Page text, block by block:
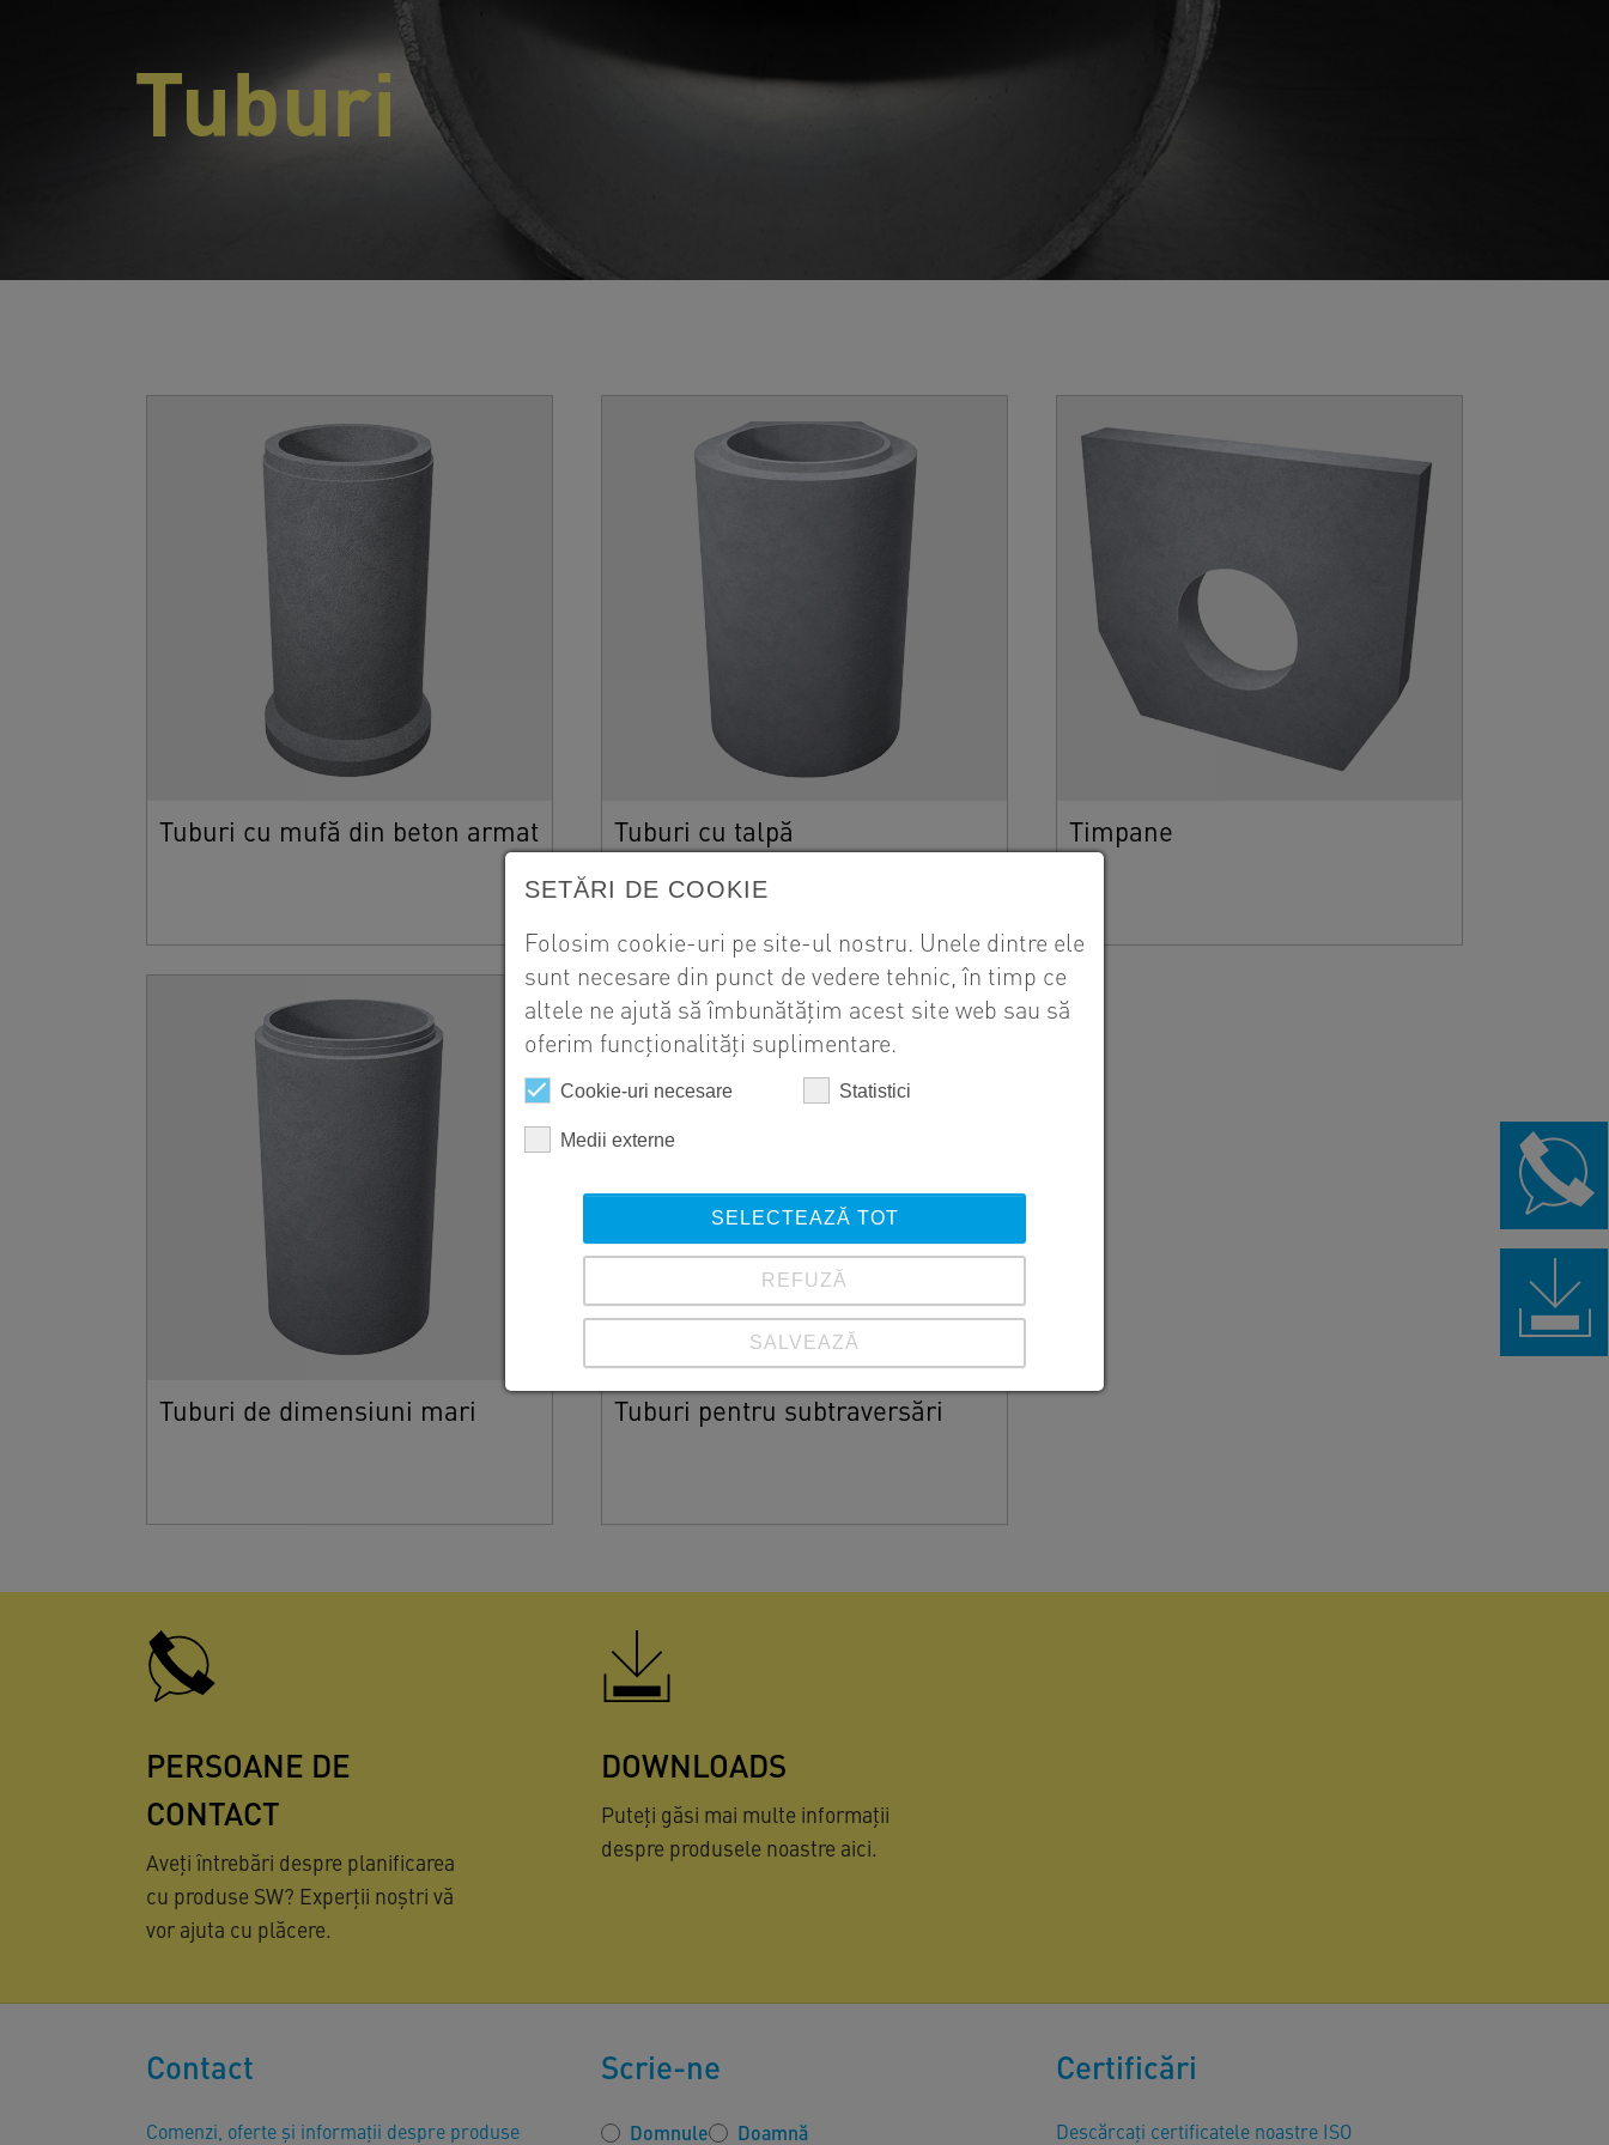
Tuburi
Tuburi cu mufă din beton armat Tuburi cu talpă Timpane
Tuburi de dimensiuni mari Tuburi pentru subtraversări
PERSOANE DE
CONTACT
Aveți întrebări despre planificarea
cu produse SW? Experții noștri vă
vor ajuta cu plăcere.
DOWNLOADS
Puteți găsi mai multe informații
despre produsele noastre aici.
Contact
Comenzi, oferte și informații despre produse
Scrie-ne
Domnule Doamnă
Certificări
Descărcați certificatele noastre ISO
SETĂRI DE COOKIE
Folosim cookie-uri pe site-ul nostru. Unele dintre ele
sunt necesare din punct de vedere tehnic, în timp ce
altele ne ajută să îmbunătățim acest site web sau să
oferim funcționalități suplimentare.
Cookie-uri necesare Statistici
Medii externe
SELECTEAZĂ TOT
REFUZĂ
SALVEAZĂ
Vezi detalii
Imprimare